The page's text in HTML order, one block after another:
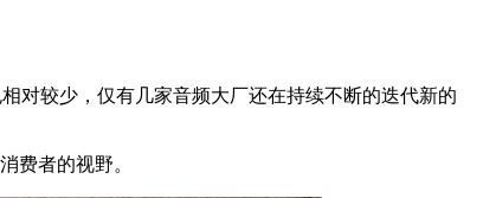
对较少，仅有几家音频大厂还在持续不断的迭代新的
费者的视野。